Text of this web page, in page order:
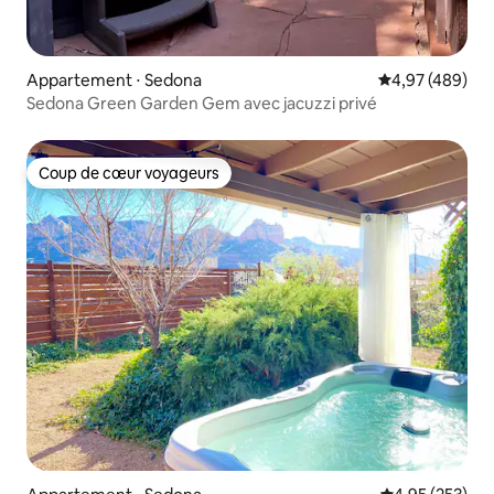
Appartement ⋅ Sedona Évaluation
4,97 (489)
Sedona Green Garden Gem avec jacuzzi privé
Coup de cœur voyageurs
Coup de cœur voyageurs